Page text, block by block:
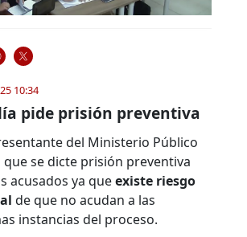
10:34
pide prisión preventiva
del Ministerio Público
que se dicte prisión preventiva
acusados ya queexiste riesgo
de que no acudan a las
instancias del proceso.